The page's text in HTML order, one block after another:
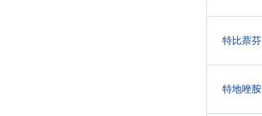
特比萘芬
特地唑胺